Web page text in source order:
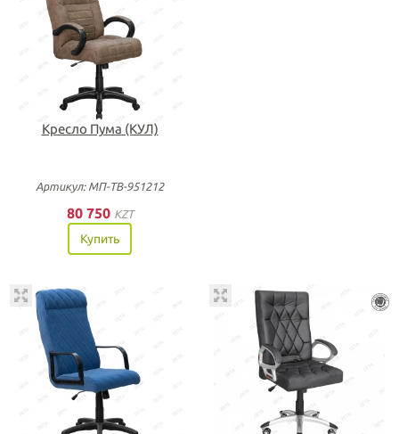
Кресло Пума (КУЛ)
Артикул: МП-ТВ-951212
80 750 KZT
Купить